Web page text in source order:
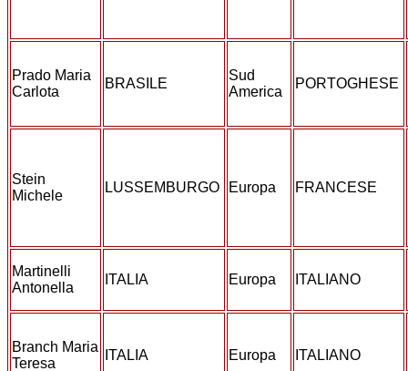
Prado Maria
Carlota
BRASILE
Sud
America
PORTOGHESE
Stein
Michele
LUSSEMBURGO Europa FRANCESE
Martinelli
Antonella
ITALIA Europa ITALIANO
Branch Maria
Teresa
ITALIA Europa ITALIANO